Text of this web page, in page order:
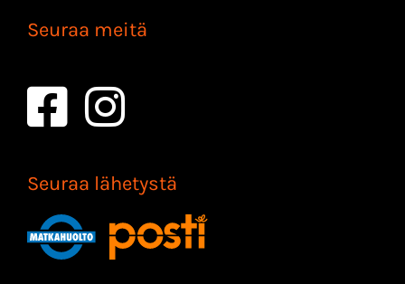
Seuraa meitä
Seuraa lähetystä